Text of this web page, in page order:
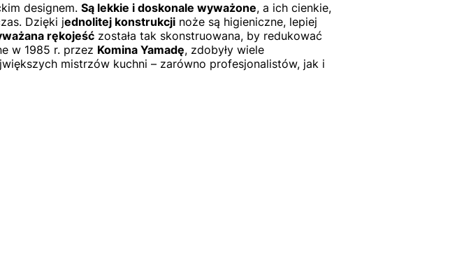
designem. Są lekkie i doskonale wyważone, a ich cienkie,
Dzięki jednolitej konstrukcjinoże są higieniczne, lepiej
rękojeśćzostała tak skonstruowana, by redukować
w 1985 r. przez Komina Yamadę, zdobyły wiele
mistrzów kuchni – zarówno profesjonalistów, jak i